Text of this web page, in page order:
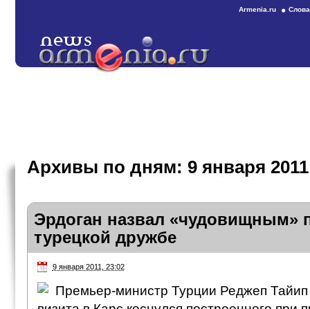
Armenia.ru
Архивы по дням: 9 января 2011
Эрдоган назвал «чудовищным»
турецкой дружбе
9 января 2011, 23:02
Премьер-министр Турции Реджеп